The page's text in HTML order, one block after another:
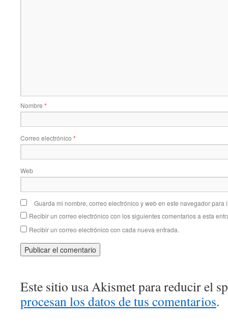
Nombre *
Correo electrónico *
Web
Guarda mi nombre, correo electrónico y web en este navegador para
Recibir un correo electrónico con los siguientes comentarios a esta
Recibir un correo electrónico con cada nueva entrada.
Este sitio usa Akismet para reducir el
procesan los datos de tus comentarios.